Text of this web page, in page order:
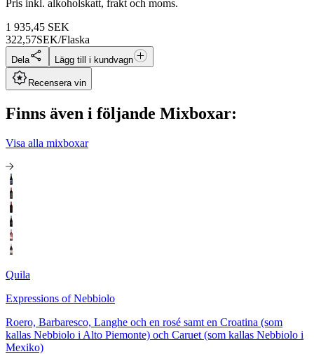
Pris inkl. alkoholskatt, frakt och moms.
1 935,45 SEK
322,57SEK/Flaska
Dela Lägg till i kundvagn
Recensera vin
Finns även i följande Mixboxar:
Visa alla mixboxar
Quila
Expressions of Nebbiolo
Roero, Barbaresco, Langhe och en rosé samt en Croatina (som
kallas Nebbiolo i Alto Piemonte) och Caruet (som kallas Nebbiolo i
Mexiko)